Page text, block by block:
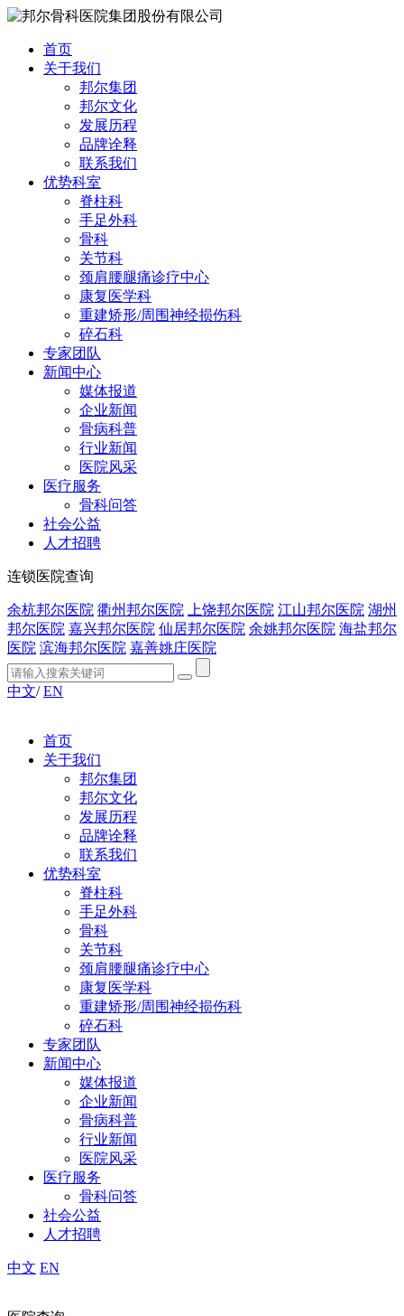
首页
关于我们
邦尔集团
邦尔文化
发展历程
品牌诠释
联系我们
优势科室
脊柱科
手足外科
骨科
关节科
颈肩腰腿痛诊疗中心
康复医学科
重建矫形/周围神经损伤科
碎石科
专家团队
新闻中心
媒体报道
企业新闻
骨病科普
行业新闻
医院风采
医疗服务
骨科问答
社会公益
人才招聘
连锁医院查询
余杭邦尔医院 衢州邦尔医院 上饶邦尔医院 江山邦尔医院 湖州
邦尔医院 嘉兴邦尔医院 仙居邦尔医院 余姚邦尔医院 海盐邦尔
医院 滨海邦尔医院 嘉善姚庄医院
中文/EN
首页
关于我们
邦尔集团
邦尔文化
发展历程
品牌诠释
联系我们
优势科室
脊柱科
手足外科
骨科
关节科
颈肩腰腿痛诊疗中心
康复医学科
重建矫形/周围神经损伤科
碎石科
专家团队
新闻中心
媒体报道
企业新闻
骨病科普
行业新闻
医院风采
医疗服务
骨科问答
社会公益
人才招聘
中文 EN